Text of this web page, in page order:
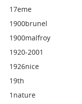
17eme
1900brunel
1900malfroy
1920-2001
1926nice
19th
1nature